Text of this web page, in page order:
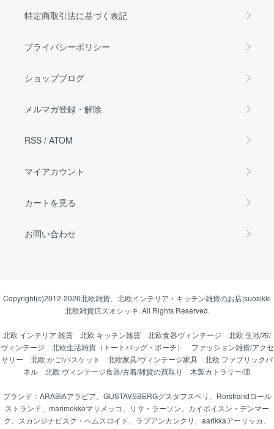
特定商取引法に基づく表記
プライバシーポリシー
ショップブログ
メルマガ登録・解除
RSS / ATOM
マイアカウント
カートを見る
お問い合わせ
Copyright(c)2012-2026北欧雑貨、北欧インテリア・キッチン雑貨のお店|suosikki
北欧雑貨店スオシッキ. All Rights Reserved.
北欧 インテリア 雑貨 北欧 キッチン雑貨 北欧食器ヴィンテージ
北欧 生地/布/
ヴィンテージ
北欧生活雑貨（トートバッグ・ポーチ）
ファッション雑貨/アクセ
サリー
北欧 かご/バスケット 北欧家具/ヴィンテージ家具
北欧 ファブリックパ
ネル
北欧 ヴィンテージ食器/古着/雑貨の買取り 木製カトラリー/皿
ブランド： ARABIAアラビア GUSTAVSBERGグスタフスベリ
Rorstrandロール
ストランド
marimekkoマリメッコ リサ・ラーソン
カイボイスン・デンマー
ク
スカンジナビスク・ヘムスロイド ラプアンカンクリ aarikkaアーリッカ